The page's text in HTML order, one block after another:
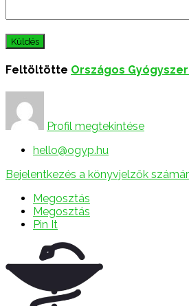
Feltöltötte Országos
Profil megtekintése
hello@ogyp.hu
Bejelentkezés a könyvjelzők
Megosztás
Megosztás
Pin It